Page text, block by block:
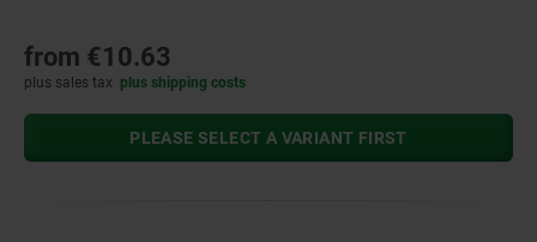
from €10.63
plus sales tax plus shipping costs
PLEASE SELECT A VARIANT FIRST